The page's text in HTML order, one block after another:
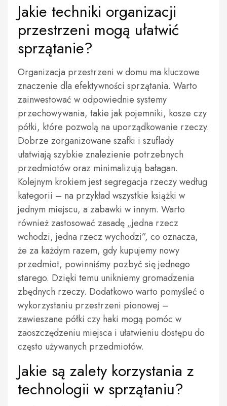
Jakie techniki organizacji
przestrzeni mogą ułatwić
sprzątanie?
Organizacja przestrzeni w domu ma kluczowe
znaczenie dla efektywności sprzątania. Warto
zainwestować w odpowiednie systemy
przechowywania, takie jak pojemniki, kosze czy
półki, które pozwolą na uporządkowanie rzeczy.
Dobrze zorganizowane szafki i szuflady
ułatwiają szybkie znalezienie potrzebnych
przedmiotów oraz minimalizują bałagan.
Kolejnym krokiem jest segregacja rzeczy według
kategorii – na przykład wszystkie książki w
jednym miejscu, a zabawki w innym. Warto
również zastosować zasadę „jedna rzecz
wchodzi, jedna rzecz wychodzi”, co oznacza,
że za każdym razem, gdy kupujemy nowy
przedmiot, powinniśmy pozbyć się jednego
starego. Dzięki temu unikniemy gromadzenia
zbędnych rzeczy. Dodatkowo warto pomyśleć o
wykorzystaniu przestrzeni pionowej –
zawieszane półki czy haki mogą pomóc w
zaoszczędzeniu miejsca i ułatwieniu dostępu do
często używanych przedmiotów.
Jakie są zalety korzystania z
technologii w sprzątaniu?